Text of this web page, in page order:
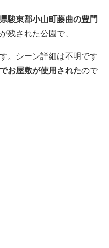
駿東郡小山町藤曲の豊門
残された公園で、
。シーン詳細は不明です
お屋敷が使用されたので